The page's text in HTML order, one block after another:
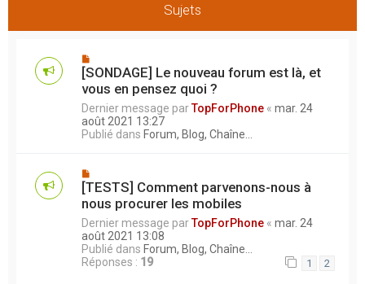
Sujets
[SONDAGE] Le nouveau forum est là, et
vous en pensez quoi ?
Dernier message parTopForPhone « mar. 24
août 2021 13:27
Publié dans Forum, Blog, Chaîne...
[TESTS] Comment parvenons-nous à
nous procurer les mobiles
Dernier message parTopForPhone « mar. 24
août 2021 13:08
Publié dans Forum, Blog, Chaîne...
Réponses : 19 1 2